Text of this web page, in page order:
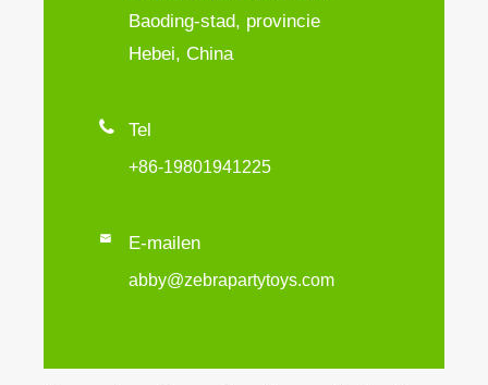
Baoding-stad, provincie
Hebei, China
 Tel
+86-19801941225
 E-mailen
abby@zebrapartytoys.com